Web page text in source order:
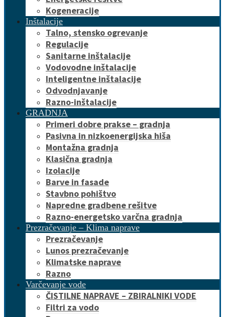
Kogeneracije
Inštalacije
Talno, stensko ogrevanje
Regulacije
Sanitarne inštalacije
Vodovodne inštalacije
Inteligentne inštalacije
Odvodnjavanje
Razno-inštalacije
GRADNJA
Primeri dobre prakse – gradnja
Pasivna in nizkoenergijska hiša
Montažna gradnja
Klasična gradnja
Izolacije
Barve in fasade
Stavbno pohištvo
Napredne gradbene rešitve
Razno-energetsko varčna gradnja
Prezračevanje – Klima naprave
Prezračevanje
Lunos prezračevanje
Klimatske naprave
Razno
Varčevanje vode
ČISTILNE NAPRAVE – ZBIRALNIKI VODE
Filtri za vodo